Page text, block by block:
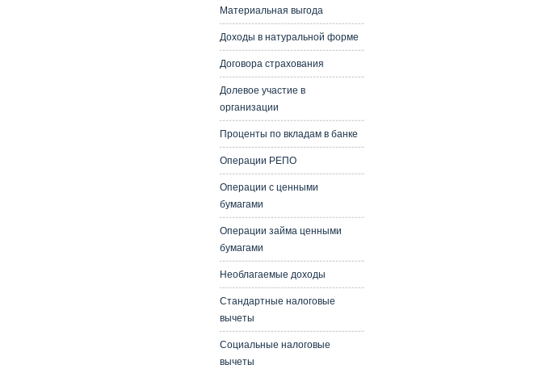
Материальная выгода
Доходы в натуральной форме
Договора страхования
Долевое участие в
организации
Проценты по вкладам в банке
Операции РЕПО
Операции с ценными
бумагами
Операции займа ценными
бумагами
Необлагаемые доходы
Стандартные налоговые
вычеты
Социальные налоговые
вычеты